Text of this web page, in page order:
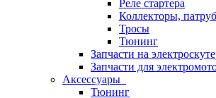
Реле стартера
Коллекторы,
Тросы
Тюнинг
Запчасти на
Запчасти для
Аксессуары
Тюнинг